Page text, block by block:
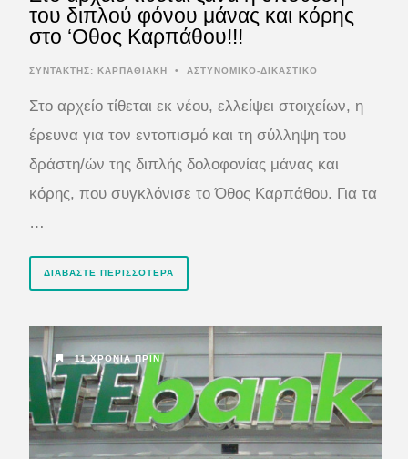
του διπλού φόνου μάνας και κόρης
στο ‘Oθος Καρπάθου!!!
ΣΥΝΤΆΚΤΗΣ: ΚΑΡΠΑΘΙΑΚΗ • ΑΣΤΥΝΟΜΙΚΟ-ΔΙΚΑΣΤΙΚΟ
Στο αρχείο τίθεται εκ νέου, ελλείψει στοιχείων, η
έρευνα για τον εντοπισμό και τη σύλληψη του
δράστη/ών της διπλής δολοφονίας μάνας και
κόρης, που συγκλόνισε το Όθος Καρπάθου. Για τα
…
ΔΙΑΒΆΣΤΕ ΠΕΡΙΣΣΌΤΕΡΑ
11 ΧΡΌΝΙΑ ΠΡΙΝ